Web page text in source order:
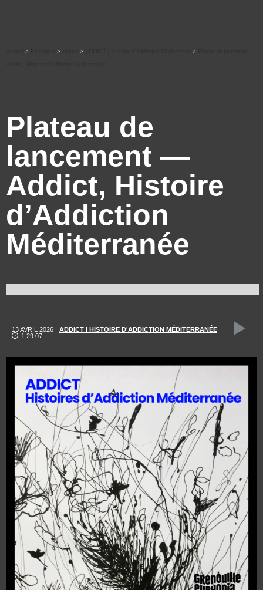
> > > >
Plateau de
lancement —
Addict, Histoire
d’Addiction
Méditerranée
13 AVRIL 2026
ADDICT | HISTOIRE D'ADDICTION MÉDITERRANÉE
1:29:07